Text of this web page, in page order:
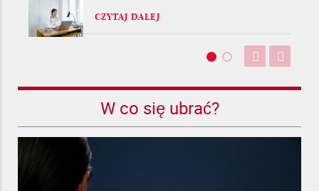
CZYTAJ DALEJ
W co się ubrać?